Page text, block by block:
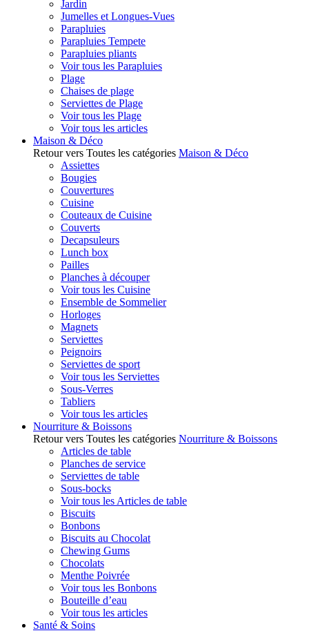
Jardin
Jumelles et Longues-Vues
Parapluies
Parapluies Tempete
Parapluies pliants
Voir tous les Parapluies
Plage
Chaises de plage
Serviettes de Plage
Voir tous les Plage
Voir tous les articles
Maison & Déco
Retour vers Toutes les catégories Maison & Déco
Assiettes
Bougies
Couvertures
Cuisine
Couteaux de Cuisine
Couverts
Decapsuleurs
Lunch box
Pailles
Planches à découper
Voir tous les Cuisine
Ensemble de Sommelier
Horloges
Magnets
Serviettes
Peignoirs
Serviettes de sport
Voir tous les Serviettes
Sous-Verres
Tabliers
Voir tous les articles
Nourriture & Boissons
Retour vers Toutes les catégories Nourriture & Boissons
Articles de table
Planches de service
Serviettes de table
Sous-bocks
Voir tous les Articles de table
Biscuits
Bonbons
Biscuits au Chocolat
Chewing Gums
Chocolats
Menthe Poivrée
Voir tous les Bonbons
Bouteille d’eau
Voir tous les articles
Santé & Soins